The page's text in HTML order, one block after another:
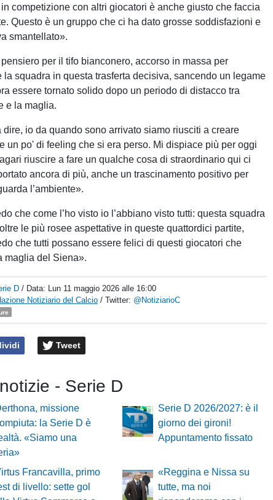
competizione con altri giocatori è anche giusto che faccia
Questo è un gruppo che ci ha dato grosse soddisfazioni e
smantellato».
pensiero per il tifo bianconero, accorso in massa per
la squadra in questa trasferta decisiva, sancendo un legame
essere tornato solido dopo un periodo di distacco tra
e la maglia.
dire, io da quando sono arrivato siamo riusciti a creare
un po' di feeling che si era perso. Mi dispiace più per oggi
riuscire a fare un qualche cosa di straordinario qui ci
ancora di più, anche un trascinamento positivo per
l’ambiente».
che come l’ho visto io l’abbiano visto tutti: questa squadra
le più rosee aspettative in queste quattordici partite,
che tutti possano essere felici di questi giocatori che
maglia del Siena».
D / Data: Lun 11 maggio 2026 alle 16:00
Notiziario del Calcio / Twitter: @NotiziarioC
Tweet
- Serie D
missione
la Serie D è
«Siamo una
Serie D 2026/2027: è il
giorno dei gironi!
Appuntamento fissato
Francavilla, primo
di livello: sette gol
«Reggina e Nissa su
tutte, ma noi